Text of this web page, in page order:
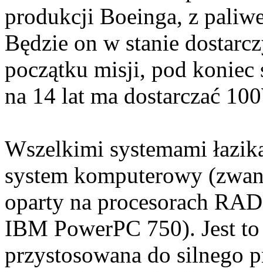
produkcji Boeinga, z
Będzie on w stanie
początku misji, pod
na 14 lat ma dostarczać
Wszelkimi systemami
system komputerowy
oparty na procesorach
IBM PowerPC 750). Jest
przystosowana do silnego